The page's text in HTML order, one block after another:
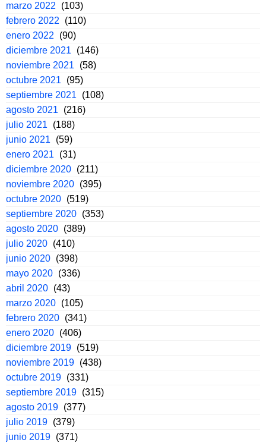
marzo 2022
(103)
febrero 2022
(110)
enero 2022
(90)
diciembre 2021
(146)
noviembre 2021
(58)
octubre 2021
(95)
septiembre 2021
(108)
agosto 2021
(216)
julio 2021
(188)
junio 2021
(59)
enero 2021
(31)
diciembre 2020 (211)
noviembre 2020 (395)
octubre 2020 (519)
septiembre 2020 (353)
agosto 2020 (389)
julio 2020 (410)
junio 2020 (398)
mayo 2020 (336)
abril 2020 (43)
marzo 2020 (105)
febrero 2020 (341)
enero 2020 (406)
diciembre 2019 (519)
noviembre 2019 (438)
octubre 2019 (331)
septiembre 2019 (315)
agosto 2019 (377)
julio 2019 (379)
junio 2019 (371)